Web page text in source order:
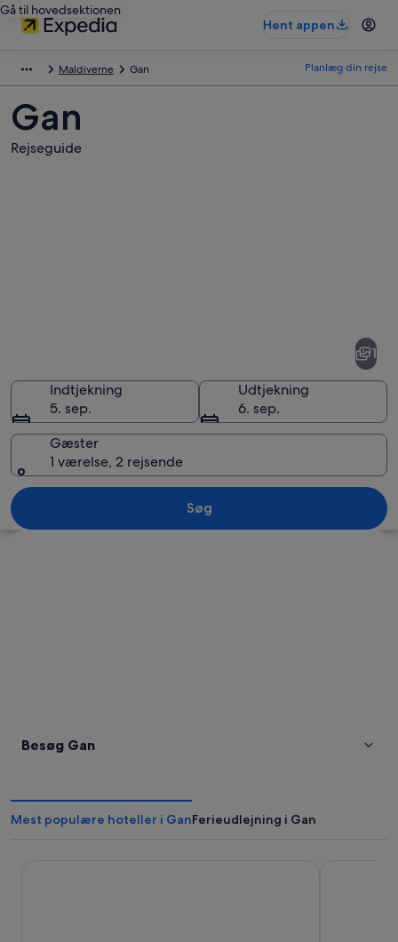
Gå til hovedsektionen
Hent appen
Maldiverne Gan Planlæg din rejse
Gan
Rejseguide
Solnedgang over vand med en
1
Indtjekning
5. sep.
Udtjekning
6. sep.
Gæster
1 værelse, 2 rejsende
Søg
Besøg Gan
Mest populære hoteller i GanFerieudlejning i Gan